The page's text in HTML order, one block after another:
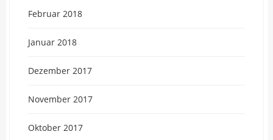
Februar 2018
Januar 2018
Dezember 2017
November 2017
Oktober 2017